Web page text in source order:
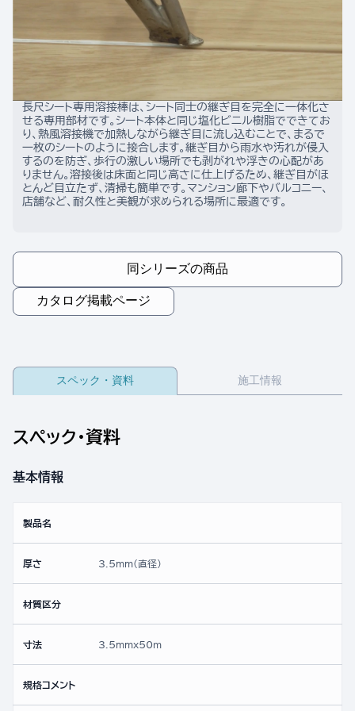
長尺シート専用溶接棒は、シート同士の継ぎ目を完全に一体化さ
せる専用部材です。シート本体と同じ塩化ビニル樹脂でできてお
り、熱風溶接機で加熱しながら継ぎ目に流し込むことで、まるで
一枚のシートのように接合します。継ぎ目から雨水や汚れが侵入
するのを防ぎ、歩行の激しい場所でも剥がれや浮きの心配があ
りません。溶接後は床面と同じ高さに仕上げるため、継ぎ目がほ
とんど目立たず、清掃も簡単です。マンション廊下やバルコニー、
店舗など、耐久性と美観が求められる場所に最適です。
同シリーズの商品
カタログ掲載ページ
スペック・資料 施工情報
スペック・資料
基本情報
製品名
厚さ 3.5mm(直径)
材質区分
寸法 3.5mmx50ｍ
規格コメント